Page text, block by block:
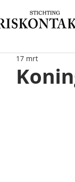
17 mrt